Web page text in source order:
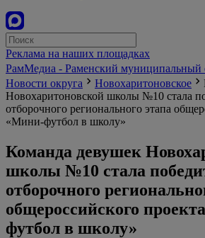
Реклама на наших площадках
РамМедиа - Раменский муниципальный
Новости округа
Новохаритоновское
Новохаритоновской школы №10 стала
отборочного регионального этапа
«Мини-футбол в школу»
Команда девушек
школы №10 стала
отборочного
общероссийского
футбол в школу»